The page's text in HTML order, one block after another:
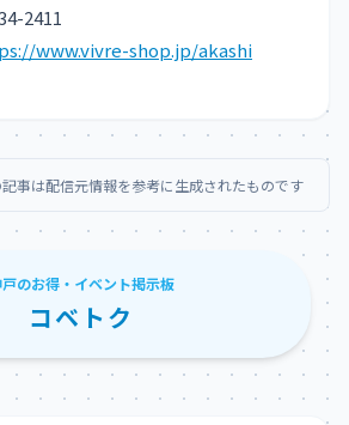
2411
www.vivre-shop.jp/akashi
記事は配信元情報を参考に生成されたものです
のお得・イベント掲示板
コベトク